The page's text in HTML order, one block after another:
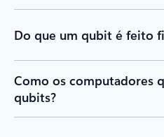
Do que um qubit é feito
Como os computadores
qubits?